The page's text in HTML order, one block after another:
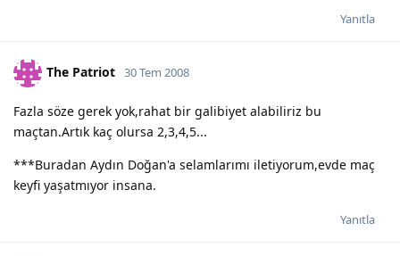
Yanıtla
The Patriot 30 Tem 2008
Fazla söze gerek yok,rahat bir galibiyet alabiliriz bu
maçtan.Artık kaç olursa 2,3,4,5...
***Buradan Aydın Doğan'a selamlarımı iletiyorum,evde maç
keyfi yaşatmıyor insana.
Yanıtla